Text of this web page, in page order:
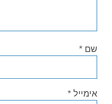
שם *
אימייל *